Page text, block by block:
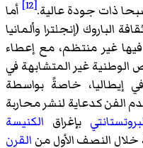
ذات جودة عالية.[12]
أما
الباروك (إنجلترا وألمانيا
غير منتظم، مع إعطاء
غير المتشابهة في
إيطاليا، خاصةً بواسطة
الفن كدعاية لنشر محاربة
بإغراق الكنيسة
النصف الأول من القرن